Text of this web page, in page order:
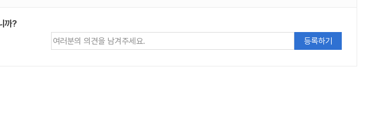
까?
공되는 정보에 대한 평가 내용을 등록해주세요